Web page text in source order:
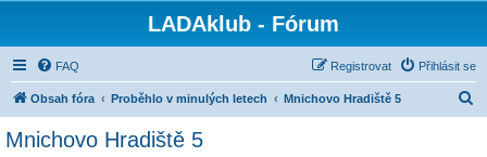
LADAklub - Fórum
FAQ Přihlásit se
Registrovat
Obsah fóra Proběhlo v minulých letech Mnichovo Hradiště 5
Mnichovo Hradiště 5